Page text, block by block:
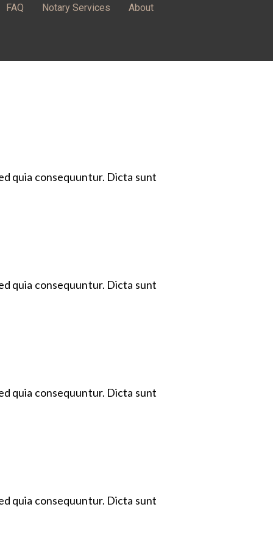
FAQ Notary Services About
quia consequuntur. Dicta sunt
quia consequuntur. Dicta sunt
quia consequuntur. Dicta sunt
quia consequuntur. Dicta sunt